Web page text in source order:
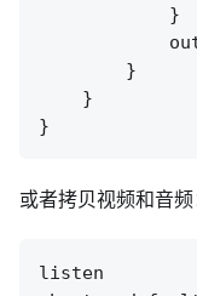
            }
        }
    }
或者拷贝视频和音频
listen